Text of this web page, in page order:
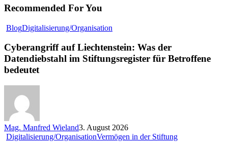
Recommended For You
BlogDigitalisierung/Organisation
Liechtenstein:
Was
der
Cyberangriff auf Liechtenstein: Was der
Datendiebstahl im Stiftungsregister für Betroffene
bedeutet
Mag. Manfred Wieland3. August 2026
Digitalisierung/OrganisationVermögen in der StiftungEuropa